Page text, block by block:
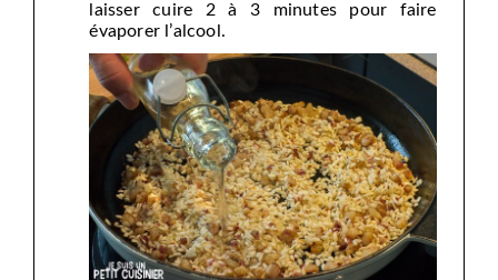
laisser cuire 2 à 3 minutes pour faire
évaporer l’alcool.